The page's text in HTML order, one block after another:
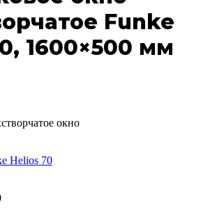
Funke
1600×500 мм
окно
Helios 70